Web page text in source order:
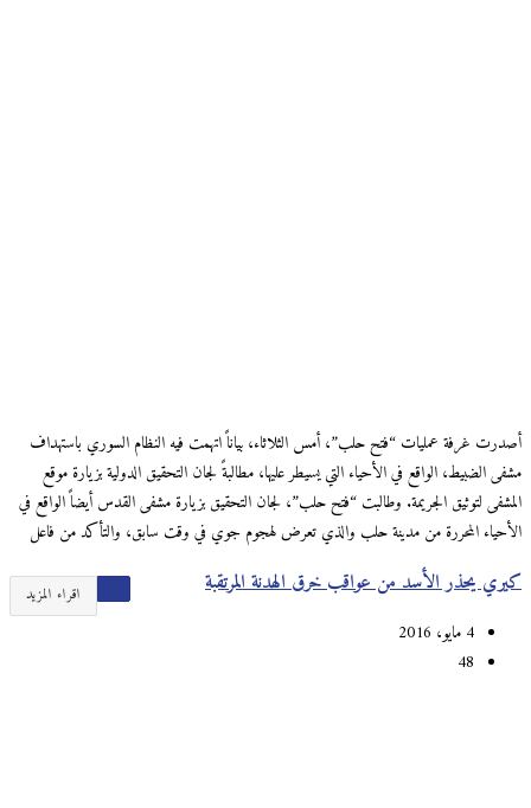
أصدرت غرفة عمليات “فتح حلب”، أمس الثلاثاء، بياناً اتهمت فيه النظام السوري باستهداف
مشفى الضبيط، الواقع في الأحياء التي يسيطر عليها، مطالبةً لجان التحقيق الدولية بزيارة موقع
المشفى لتوثيق الجريمة. وطالبت “فتح حلب”، لجان التحقيق بزيارة مشفى القدس أيضاً الواقع في
الأحياء المحررة من مدينة حلب والذي تعرض لهجوم جوي في وقت سابق، والتأكد من فاعل
اقراء المزيد كيري يحذر الأسد من عواقب خرق الهدنة المرتقبة
48